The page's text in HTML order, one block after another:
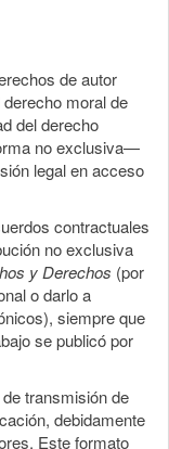
de autor
moral de
del derecho
no exclusiva—
legal en acceso
contractuales
no exclusiva
y Derechos (por
o darlo a
siempre que
se publicó por
transmisión de
debidamente
Este formato